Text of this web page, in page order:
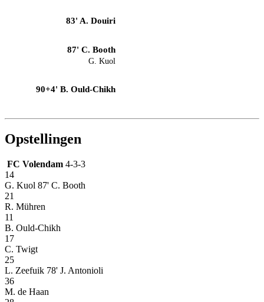
83' A. Douiri
87' C. Booth
G. Kuol
90+4' B. Ould-Chikh
Opstellingen
FC Volendam 4-3-3
14
G. Kuol 87' C. Booth
21
R. Mühren
11
B. Ould-Chikh
17
C. Twigt
25
L. Zeefuik 78' J. Antonioli
36
M. de Haan